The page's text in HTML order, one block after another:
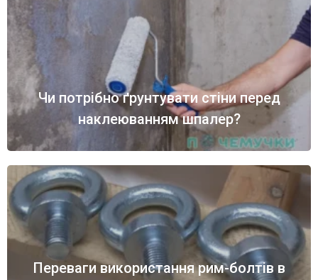
Чи потрібно ґрунтувати стіни перед
наклеюванням шпалер?
Переваги використання рим-болтів в